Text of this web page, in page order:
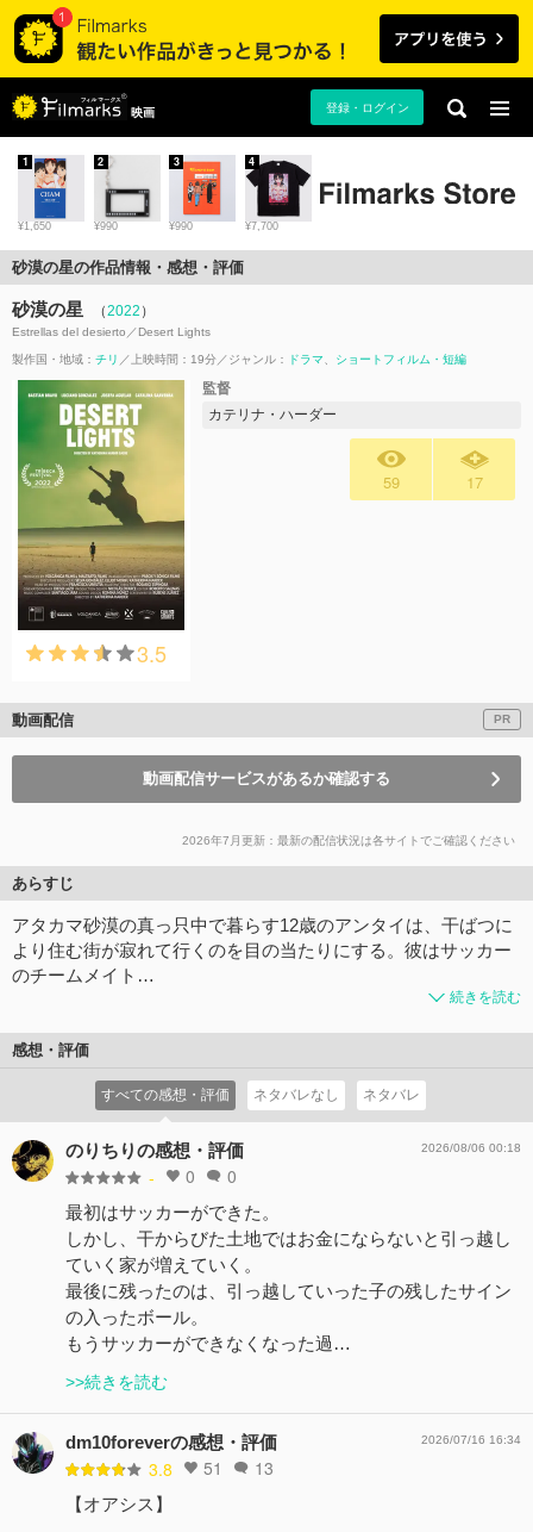
映画 登録・ログイン
¥1,650
1
¥990
2
¥990
3
¥7,700
4
砂漠の星の作品情報・感想・評価
砂漠の星 （2022 ）
Estrellas del desierto／Desert Lights
製作国・地域： チリ 上映時間：19分 ジャンル： ドラマ ショートフィルム・短編
3.5
監督
カテリナ・ハーダー
59 17
動画配信 PR
動画配信サービスがあるか確認する
2026年7月更新：最新の配信状況は各サイトでご確認ください
あらすじ
アタカマ砂漠の真っ只中で暮らす12歳のアンタイは、干ばつに
より住む街が寂れて行くのを目の当たりにする。彼はサッカー
のチームメイト…
続きを読む
感想・評価
すべての感想・評価 ネタバレなし ネタバレ
のりちりの感想・評価
- 0 0
2026/08/06 00:18
最初はサッカーができた。
しかし、干からびた土地ではお金にならないと引っ越し
ていく家が増えていく。
最後に残ったのは、引っ越していった子の残したサイン
の入ったボール。
もうサッカーができなくなった過…
>>続きを読む
dm10foreverの感想・評価
3.8 51 13
2026/07/16 16:34
【オアシス】